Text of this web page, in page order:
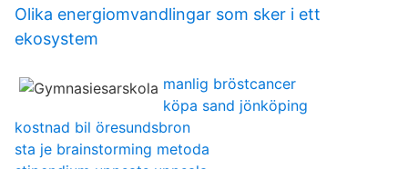
Olika energiomvandlingar som sker i ett
ekosystem
manlig bröstcancer
köpa sand jönköping
kostnad bil öresundsbron
sta je brainstorming metoda